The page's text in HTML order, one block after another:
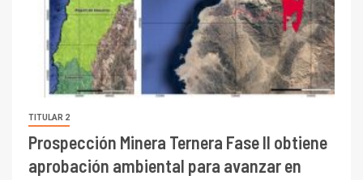
TITULAR 2
Prospección Minera Ternera Fase II obtiene
aprobación ambiental para avanzar en